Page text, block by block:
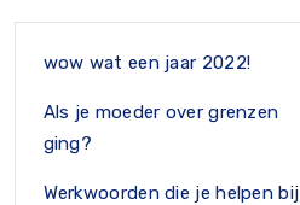
wow wat een jaar 2022!
Als je moeder over grenzen
ging?
Werkwoorden die je helpen bij